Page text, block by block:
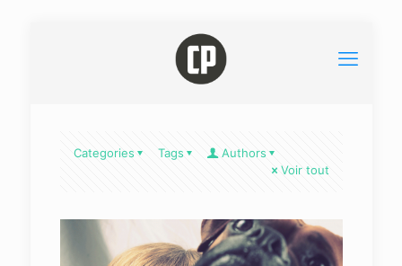
Categories Tags
Authors
Voir tout